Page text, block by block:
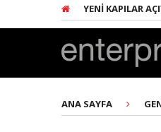
YENI KAPILAR AÇIYOR
ANA SAYFA